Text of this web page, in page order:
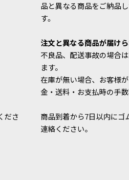
ださ
品と異なる商品をご納品
す。
注文と異なる商品が届け
不良品、配送事故の場合
ます。
在庫が無い場合、お客様
金・送料・お支払時の手
商品到着から7日以内にゴ
連絡ください。